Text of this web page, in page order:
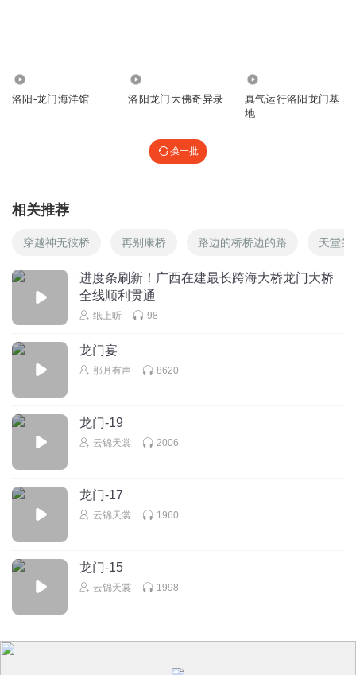
洛阳-龙门海洋馆 洛阳龙门大佛奇异录
真气运行洛阳龙门基
地
换一批
相关推荐
穿越神无彼桥 再别康桥 路边的桥桥边的路 天堂的
进度条刷新！广西在建最长跨海大桥龙门大桥
全线顺利贯通
纸上听 98
龙门宴
那月有声 8620
龙门-19
云锦天裳 2006
龙门-17
云锦天裳 1960
龙门-15
云锦天裳 1998